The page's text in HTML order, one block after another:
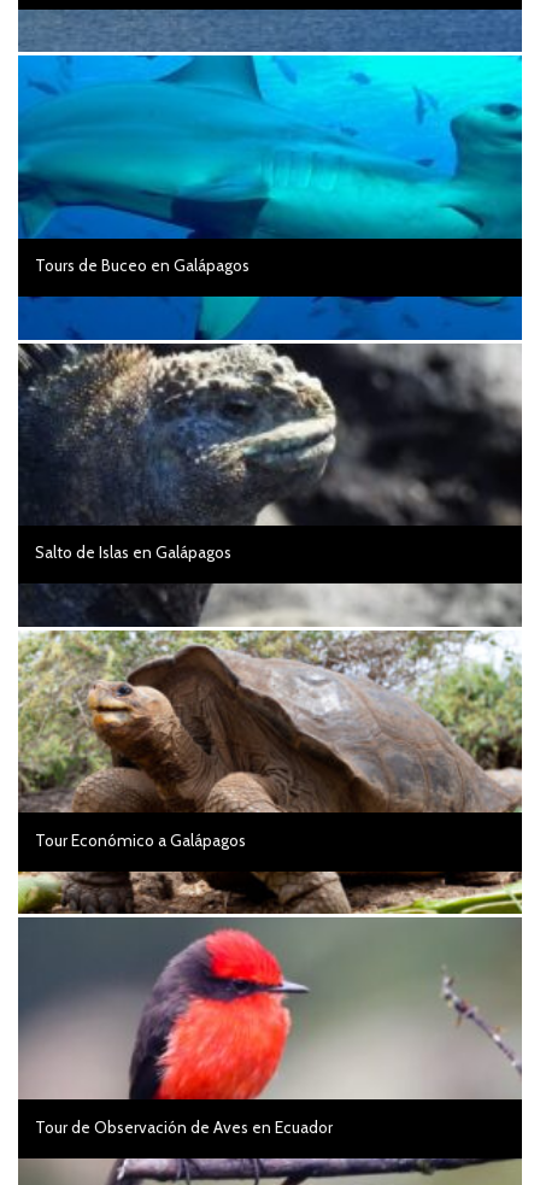
Tours de Buceo en Galápagos
Salto de Islas en Galápagos
Tour Económico a Galápagos
Tour de Observación de Aves en Ecuador